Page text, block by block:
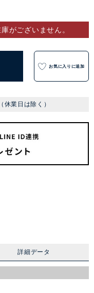
がございません。
お気に入りに追加
業日は除く）
詳細データ